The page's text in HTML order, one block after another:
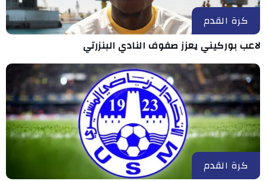
كرة القدم
لاعب بوركيني يعزز صفوف النادي البنزرتي
كرة القدم